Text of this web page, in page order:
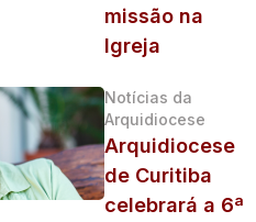
missão na
Igreja
Notícias da
Arquidiocese
Arquidiocese
de Curitiba
celebrará a 6ª